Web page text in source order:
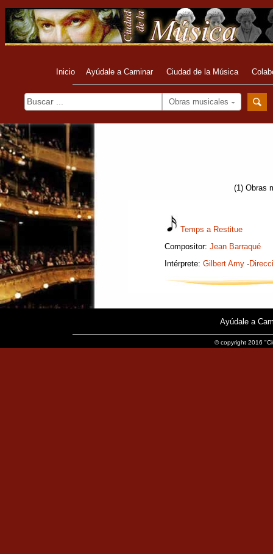
Inicio Ayúdale a Caminar Ciudad de la Música
Obras musicales
(1) Obras
Temps a Restitue
Compositor: Jean Barraqué
Intérprete: Gilbert Amy -
Ayúdale a
© copyright 2016